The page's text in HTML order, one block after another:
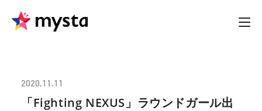
2020.11.11
「Fighting NEXUS」ラウンドガール出